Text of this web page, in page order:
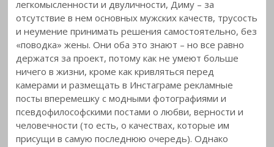
легкомысленности и двуличности, Диму – за
отсутствие в нем основных мужских качеств, трусость
и неумение принимать решения самостоятельно, без
«поводка» жены. Они оба это знают – но все равно
держатся за проект, потому как не умеют больше
ничего в жизни, кроме как кривляться перед
камерами и размещать в Инстаграме рекламные
посты вперемешку с модными фотографиями и
псевдофилософскими постами о любви, верности и
человечности (то есть, о качествах, которые им
присущи в самую последнюю очередь). Однако